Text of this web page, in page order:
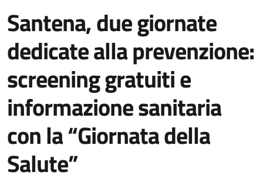
Santena, due giornate
dedicate alla prevenzione:
screening gratuiti e
informazione sanitaria
con la “Giornata della
Salute”